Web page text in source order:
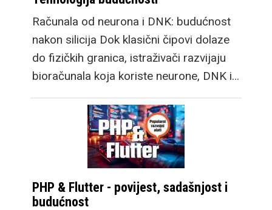
Računala od neurona i DNK: budućnost
nakon silicija Dok klasični čipovi dolaze
do fizičkih granica, istraživači razvijaju
bioračunala koja koriste neurone, DNK i…
PHP & Flutter - povijest, sadašnjost i
budućnost